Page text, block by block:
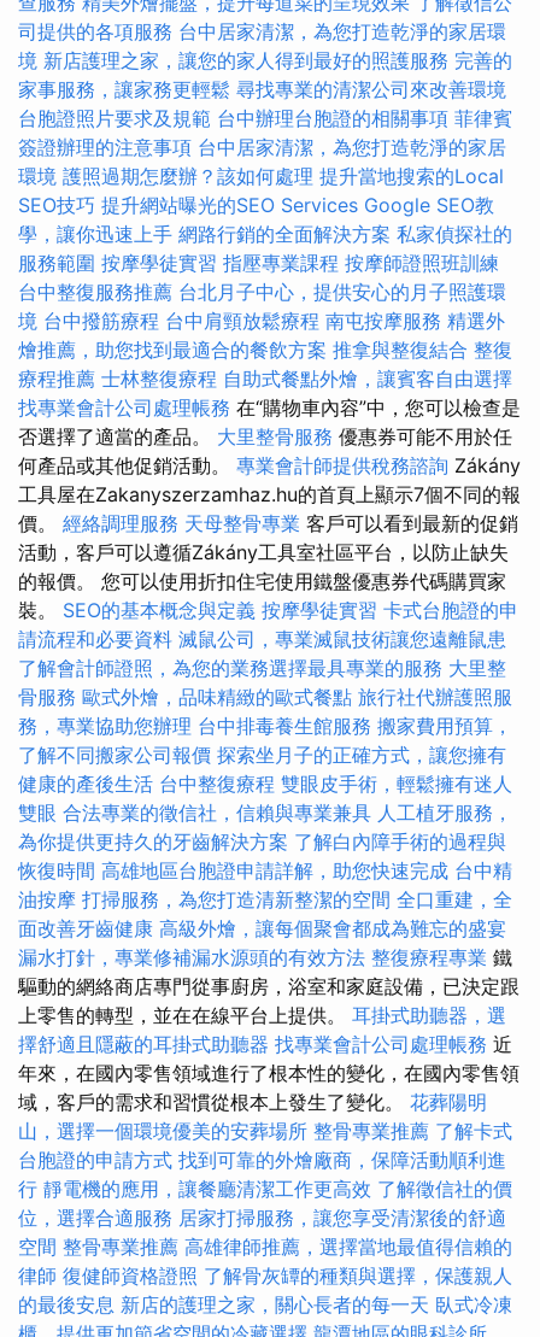
司提供的各項服務 台中居家清潔，為您打造乾淨的家居環
境 新店護理之家，讓您的家人得到最好的照護服務 完善的
家事服務，讓家務更輕鬆 尋找專業的清潔公司來改善環境
台胞證照片要求及規範 台中辦理台胞證的相關事項 菲律賓
簽證辦理的注意事項 台中居家清潔，為您打造乾淨的家居
環境 護照過期怎麼辦？該如何處理 提升當地搜索的Local
SEO技巧 提升網站曝光的SEO Services Google SEO教
學，讓你迅速上手 網路行銷的全面解決方案 私家偵探社的
服務範圍 按摩學徒實習 指壓專業課程 按摩師證照班訓練
台中整復服務推薦 台北月子中心，提供安心的月子照護環
境 台中撥筋療程 台中肩頸放鬆療程 南屯按摩服務 精選外
燴推薦，助您找到最適合的餐飲方案 推拿與整復結合 整復
療程推薦 士林整復療程 自助式餐點外燴，讓賓客自由選擇
找專業會計公司處理帳務 在“購物車內容”中，您可以檢查是
否選擇了適當的產品。 大里整骨服務 優惠券可能不用於任
何產品或其他促銷活動。 專業會計師提供稅務諮詢 Zákány
工具屋在Zakanyszerzamhaz.hu的首頁上顯示7個不同的報
價。 經絡調理服務 天母整骨專業 客戶可以看到最新的促銷
活動，客戶可以遵循Zákány工具室社區平台，以防止缺失
的報價。 您可以使用折扣住宅使用鐵盤優惠券代碼購買家
裝。 SEO的基本概念與定義 按摩學徒實習 卡式台胞證的申
請流程和必要資料 滅鼠公司，專業滅鼠技術讓您遠離鼠患
了解會計師證照，為您的業務選擇最具專業的服務 大里整
骨服務 歐式外燴，品味精緻的歐式餐點 旅行社代辦護照服
務，專業協助您辦理 台中排毒養生館服務 搬家費用預算，
了解不同搬家公司報價 探索坐月子的正確方式，讓您擁有
健康的產後生活 台中整復療程 雙眼皮手術，輕鬆擁有迷人
雙眼 合法專業的徵信社，信賴與專業兼具 人工植牙服務，
為你提供更持久的牙齒解決方案 了解白內障手術的過程與
恢復時間 高雄地區台胞證申請詳解，助您快速完成 台中精
油按摩 打掃服務，為您打造清新整潔的空間 全口重建，全
面改善牙齒健康 高級外燴，讓每個聚會都成為難忘的盛宴
漏水打針，專業修補漏水源頭的有效方法 整復療程專業 鐵
驅動的網絡商店專門從事廚房，浴室和家庭設備，已決定跟
上零售的轉型，並在在線平台上提供。 耳掛式助聽器，選
擇舒適且隱蔽的耳掛式助聽器 找專業會計公司處理帳務 近
年來，在國內零售領域進行了根本性的變化，在國內零售領
域，客戶的需求和習慣從根本上發生了變化。 花葬陽明
山，選擇一個環境優美的安葬場所 整骨專業推薦 了解卡式
台胞證的申請方式 找到可靠的外燴廠商，保障活動順利進
行 靜電機的應用，讓餐廳清潔工作更高效 了解徵信社的價
位，選擇合適服務 居家打掃服務，讓您享受清潔後的舒適
空間 整骨專業推薦 高雄律師推薦，選擇當地最值得信賴的
律師 復健師資格證照 了解骨灰罈的種類與選擇，保護親人
的最後安息 新店的護理之家，關心長者的每一天 臥式冷凍